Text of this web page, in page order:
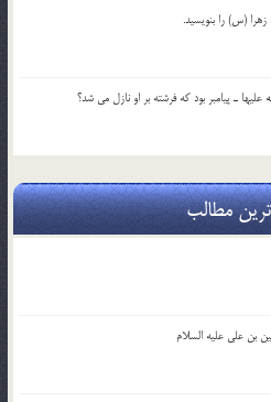
(س) را بنويسيد.
ـ پيامبر بود كه فرشته بر او نازل مي شد؟
مطالب
بن علی علیه السلام